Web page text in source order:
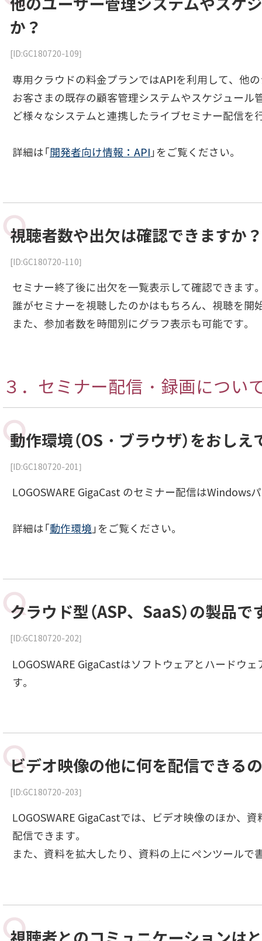
他のユーザー管理システムやスケ
か？
[ID:GC180720-109]
専用クラウドの料金プランではAPIを利用して、他
お客さまの既存の顧客管理システムやスケジュー
ど様々なシステムと連携したライブセミナー配信を
詳細は「開発者向け情報：API 」をご覧ください。
視聴者数や出欠は確認できますか
[ID:GC180720-110]
セミナー終了後に出欠を一覧表示して確認できます
誰がセミナーを視聴したのかはもちろん、視聴を
また、参加者数を時間別にグラフ表示も可能です。
３．セミナー配信・録画につい
動作環境（OS・ブラウザ）をおし
[ID:GC180720-201]
LOGOSWARE GigaCast のセミナー配信はWindows
詳細は「動作環境 」をご覧ください。
クラウド型（ASP、SaaS）の製品で
[ID:GC180720-202]
LOGOSWARE GigaCastはソフトウェアとハードウェ
す。
ビデオ映像の他に何を配信できる
[ID:GC180720-203]
LOGOSWARE GigaCastでは、ビデオ映像のほか、
配信できます。
また、資料を拡大したり、資料の上にペンツール